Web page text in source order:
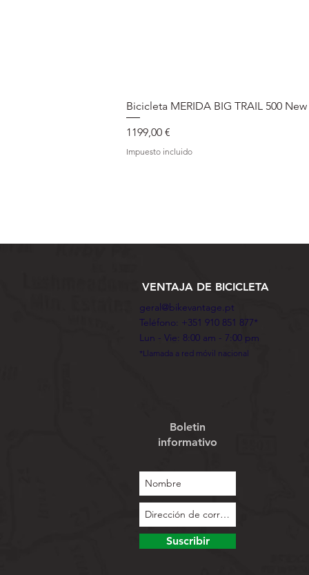
Bicicleta MERIDA BIG TRAIL 500 New
Precio
1199,00 €
Impuesto incluido
VENTAJA DE BICICLETA
geral@bikevantage.pt
Teléfono: +351 910 851 877*
Lun - Vie: 8:00 am - 7:00 pm
*Llamada a red móvil nacional
Boletin
informativo
Suscribir